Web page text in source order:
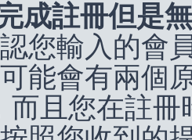
成註冊但是
您輸入的會
能會有兩個
而且您在註